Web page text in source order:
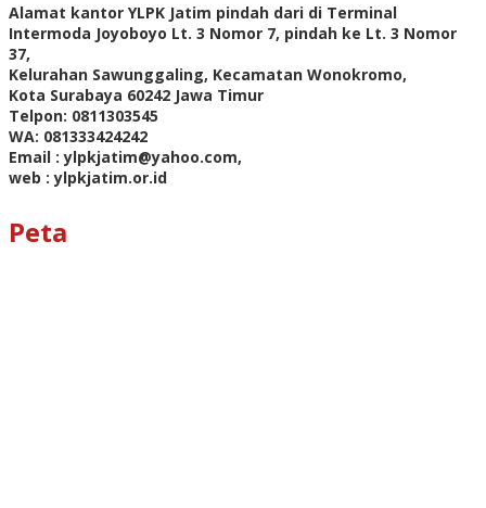
Alamat kantor YLPK Jatim pindah dari di Terminal
Intermoda Joyoboyo Lt. 3 Nomor 7, pindah ke Lt. 3 Nomor
37,
Kelurahan Sawunggaling, Kecamatan Wonokromo,
Kota Surabaya 60242 Jawa Timur
Telpon: 0811303545
WA: 081333424242
Email : ylpkjatim@yahoo.com,
web : ylpkjatim.or.id
Peta